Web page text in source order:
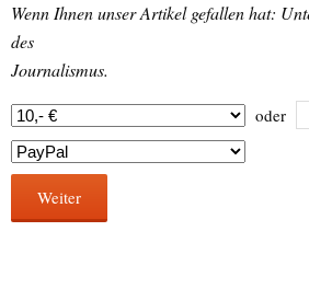
Wenn Ihnen unser Artikel gefallen hat:
des
Journalismus.
oder
Weiter